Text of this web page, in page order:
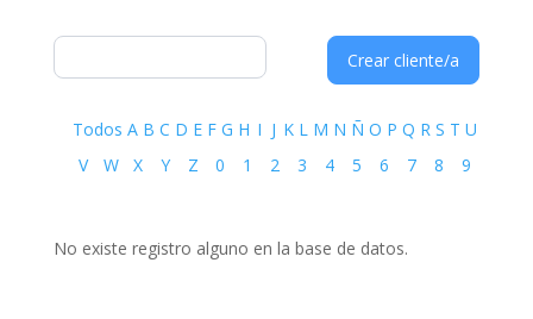
Crear cliente/a
Todos A B C D E F G H I J K L M N Ñ O P Q R S T U
V
W X Y Z 0 1 2 3 4 5 6 7 8 9
No existe registro alguno en la base de datos.